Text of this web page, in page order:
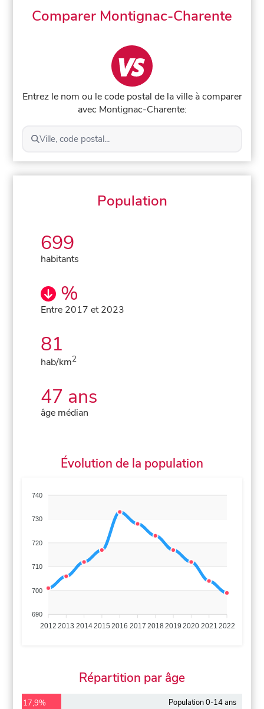
Comparer Montignac-Charente
Entrez le nom ou le code postal de la ville à comparer
avec Montignac-Charente:
Ville, code postal...
Population
699
habitants
%
Entre 2017 et 2023
81
hab/km2
47 ans
âge médian
Évolution de la population
740
730
720
710
700
690
2012 2013 20142015 2016 2017 2018 2019 2020 2021 2022
Répartition par âge
17,9% Population 0-14 ans